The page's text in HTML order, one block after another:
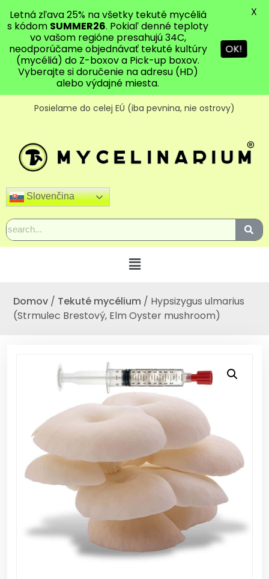
Posielame do celej EÚ (iba pevnina, nie ostrovy)
Slovenčina
Domov / Tekuté mycélium / Hypsizygus ulmarius
(Strmulec Brestový, Elm Oyster mushroom)
Letná zľava 25% na všetky tekuté mycéliá
s kódom SUMMER26. Pokiaľ denné teploty
vo vašom regióne presahujú 34C,
neodporúčame objednávať tekuté kultúry
(mycéliá) do Z-boxov a Pick-up boxov.
Vyberajte si doručenie na adresu (HD)
alebo výdajné miesta.
OK!
X